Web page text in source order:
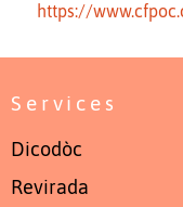
https://
Services
Dicodòc
Revirada